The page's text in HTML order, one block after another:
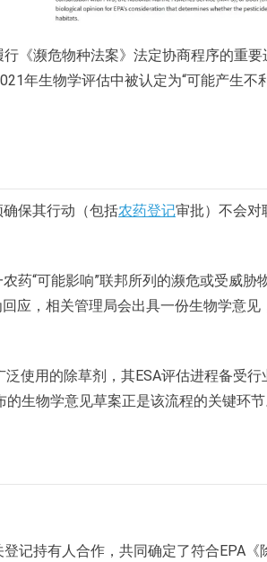
行《濒危物种法案》法定协商程序的重
年生物学评估中被认定为“可能产生
保其行动（包括农药登记审批）不会对
药“可能影响”联邦所列的濒危或受威
回应，相关管理局会出具一份生物学意
使用的除草剂，其ESA评估进程备受
生物学意见草案正是该流程的关键环节
记持有人合作，共同确定了符合EPA